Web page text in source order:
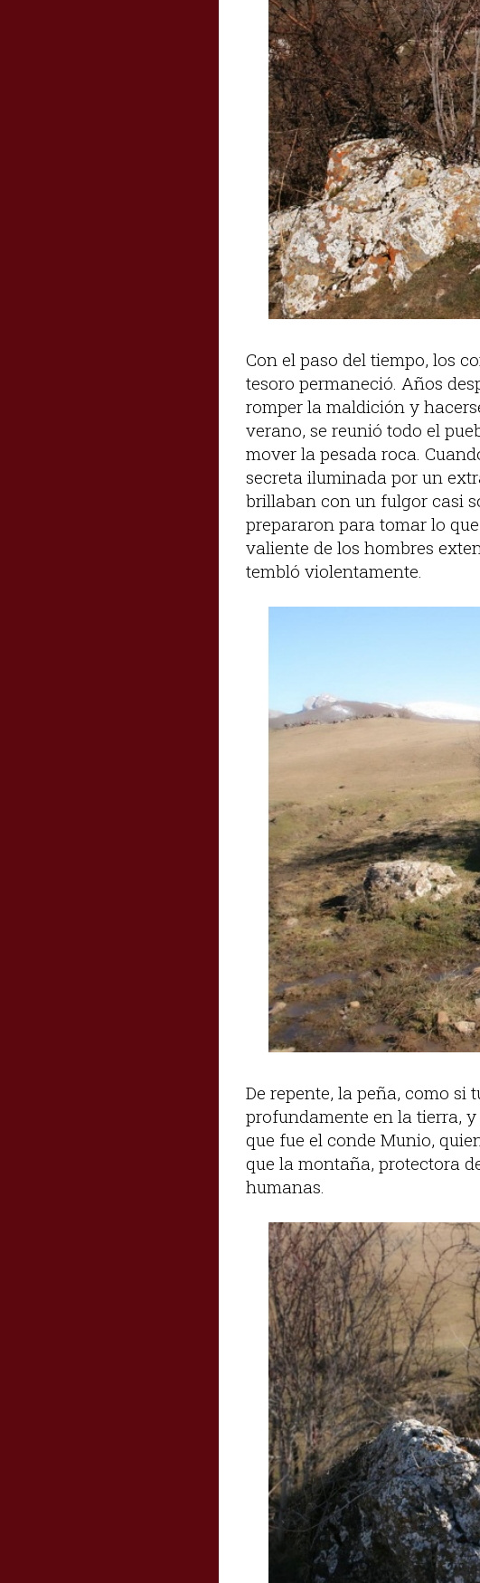
Con el paso del tiempo, los
tesoro permaneció. Años
romper la maldición y
verano, se reunió todo el
mover la pesada roca.
secreta iluminada por un
brillaban con un fulgor casi
prepararon para tomar lo
valiente de los hombres
tembló violentamente.
De repente, la peña, como si
profundamente en la tierra,
que fue el conde Munio,
que la montaña, protectora
humanas.